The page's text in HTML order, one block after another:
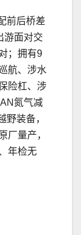
前后桥差
游面对交
；拥有9
航、涉水
险杠、涉
氮气减
野装备，
厂量产，
年检无